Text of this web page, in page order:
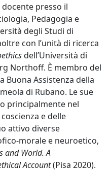
presso il
Pedagogia e
degli Studi di
con l’unità di ricerca
dell’Università di
Northoff. È membro del
Buona Assistenza della
di Rubano. Le sue
principalmente nel
e delle
attivo diverse
morale e neuroetico,
and World. A
Account(Pisa 2020).